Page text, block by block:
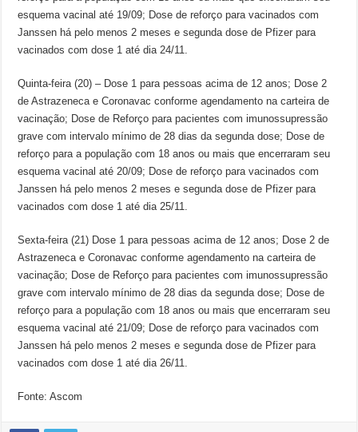
esquema vacinal até 19/09; Dose de reforço para vacinados com
Janssen há pelo menos 2 meses e segunda dose de Pfizer para
vacinados com dose 1 até dia 24/11.
Quinta-feira (20) – Dose 1 para pessoas acima de 12 anos; Dose 2
de Astrazeneca e Coronavac conforme agendamento na carteira de
vacinação; Dose de Reforço para pacientes com imunossupressão
grave com intervalo mínimo de 28 dias da segunda dose; Dose de
reforço para a população com 18 anos ou mais que encerraram seu
esquema vacinal até 20/09; Dose de reforço para vacinados com
Janssen há pelo menos 2 meses e segunda dose de Pfizer para
vacinados com dose 1 até dia 25/11.
Sexta-feira (21) Dose 1 para pessoas acima de 12 anos; Dose 2 de
Astrazeneca e Coronavac conforme agendamento na carteira de
vacinação; Dose de Reforço para pacientes com imunossupressão
grave com intervalo mínimo de 28 dias da segunda dose; Dose de
reforço para a população com 18 anos ou mais que encerraram seu
esquema vacinal até 21/09; Dose de reforço para vacinados com
Janssen há pelo menos 2 meses e segunda dose de Pfizer para
vacinados com dose 1 até dia 26/11.
Fonte: Ascom